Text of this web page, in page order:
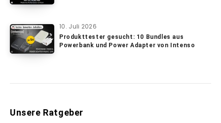
10. Juli 2026
Produkttester gesucht: 10 Bundles aus
Powerbank und Power Adapter von Intenso
Unsere Ratgeber